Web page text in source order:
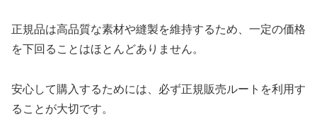
正規品は高品質な素材や縫製を維持するため、一定の価格
を下回ることはほとんどありません。
安心して購入するためには、必ず正規販売ルートを利用す
ることが大切です。